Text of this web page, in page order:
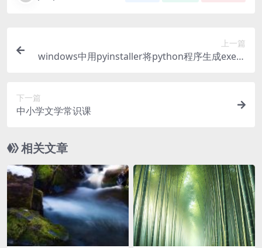
上一篇
windows中用pyinstaller将python程序生成exe文
下一篇
中小学文学常识课
相关文章